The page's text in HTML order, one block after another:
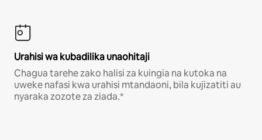
Urahisi wa kubadilika unaohitaji
Chagua tarehe zako halisi za kuingia na kutoka na
uweke nafasi kwa urahisi mtandaoni, bila kujizatiti au
nyaraka zozote za ziada.*